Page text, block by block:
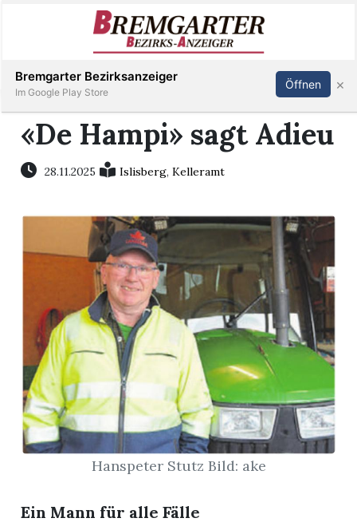
Immobilien
Stellen
Paper
Newsletter
App
Bremgarten
Inserieren Abonnieren Anmelden
«De Hampi» sagt Adieu
28.11.2025 Islisberg,Kelleramt
Hanspeter Stutz Bild: ake
Ein Mann für alle Fälle
Bremgarter Bezirksanzeiger
Im Google Play Store
Öffnen ×